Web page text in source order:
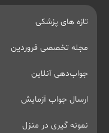
تازه های پزشکی
مجله تخصصی فروردین
جواب‌دهی آنلاین
ارسال جواب آزمایش
نمونه گیری در منزل